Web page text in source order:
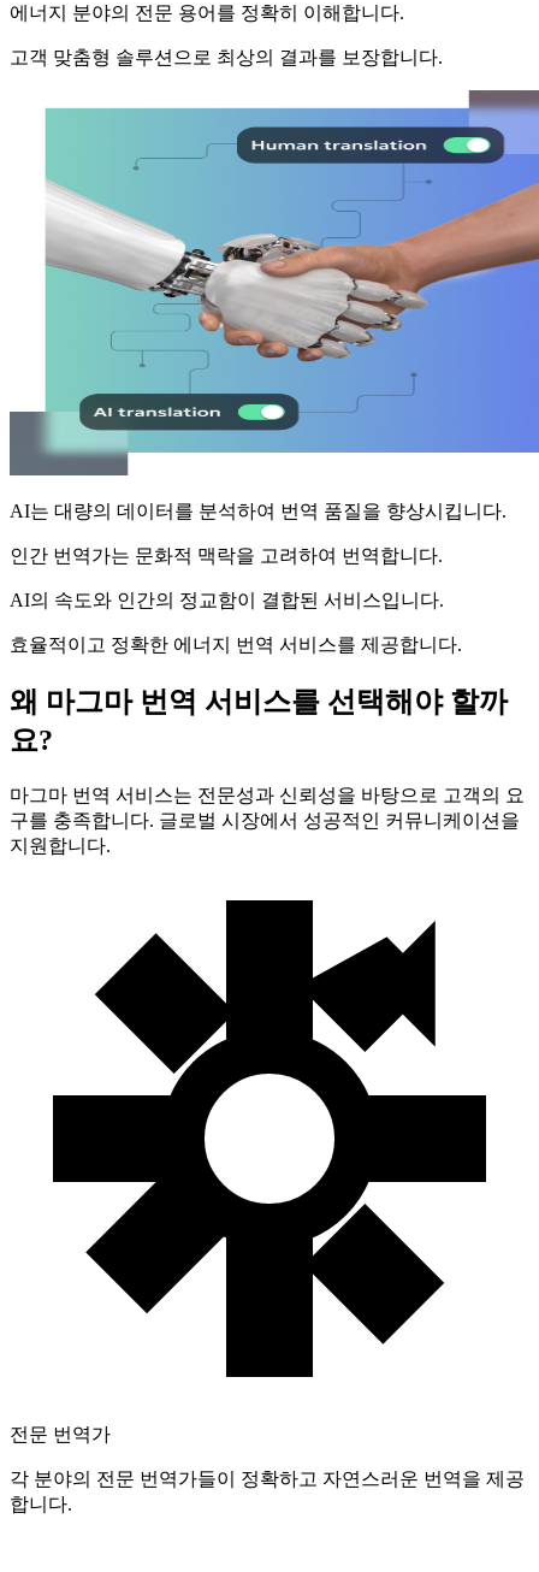
에너지 분야의 전문 용어를 정확히 이해합니다.
고객 맞춤형 솔루션으로 최상의 결과를 보장합니다.
AI는 대량의 데이터를 분석하여 번역 품질을 향상시킵니다.
인간 번역가는 문화적 맥락을 고려하여 번역합니다.
AI의 속도와 인간의 정교함이 결합된 서비스입니다.
효율적이고 정확한 에너지 번역 서비스를 제공합니다.
왜 마그마 번역 서비스를 선택해야 할까
요?
마그마 번역 서비스는 전문성과 신뢰성을 바탕으로 고객의 요
구를 충족합니다. 글로벌 시장에서 성공적인 커뮤니케이션을
지원합니다.
전문 번역가
각 분야의 전문 번역가들이 정확하고 자연스러운 번역을 제공
합니다.